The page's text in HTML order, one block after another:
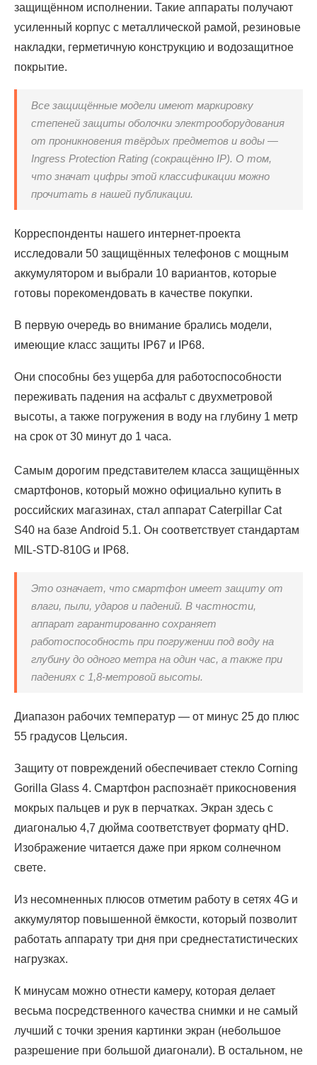
защищённом исполнении. Такие аппараты получают
усиленный корпус с металлической рамой, резиновые
накладки, герметичную конструкцию и водозащитное
покрытие.
Все защищённые модели имеют маркировку
степеней защиты оболочки электрооборудования
от проникновения твёрдых предметов и воды —
Ingress Protection Rating (сокращённо IP). О том,
что значат цифры этой классификации можно
прочитать в нашей публикации.
Корреспонденты нашего интернет-проекта
исследовали 50 защищённых телефонов с мощным
аккумулятором и выбрали 10 вариантов, которые
готовы порекомендовать в качестве покупки.
В первую очередь во внимание брались модели,
имеющие класс защиты IP67 и IP68.
Они способны без ущерба для работоспособности
переживать падения на асфальт с двухметровой
высоты, а также погружения в воду на глубину 1 метр
на срок от 30 минут до 1 часа.
Самым дорогим представителем класса защищённых
смартфонов, который можно официально купить в
российских магазинах, стал аппарат Caterpillar Cat
S40 на базе Android 5.1. Он соответствует стандартам
MIL-STD-810G и IP68.
Это означает, что смартфон имеет защиту от
влаги, пыли, ударов и падений. В частности,
аппарат гарантированно сохраняет
работоспособность при погружении под воду на
глубину до одного метра на один час, а также при
падениях с 1,8-метровой высоты.
Диапазон рабочих температур — от минус 25 до плюс
55 градусов Цельсия.
Защиту от повреждений обеспечивает стекло Corning
Gorilla Glass 4. Смартфон распознаёт прикосновения
мокрых пальцев и рук в перчатках. Экран здесь с
диагональю 4,7 дюйма соответствует формату qHD.
Изображение читается даже при ярком солнечном
свете.
Из несомненных плюсов отметим работу в сетях 4G и
аккумулятор повышенной ёмкости, который позволит
работать аппарату три дня при среднестатистических
нагрузках.
К минусам можно отнести камеру, которая делает
весьма посредственного качества снимки и не самый
лучший с точки зрения картинки экран (небольшое
разрешение при большой диагонали). В остальном, не